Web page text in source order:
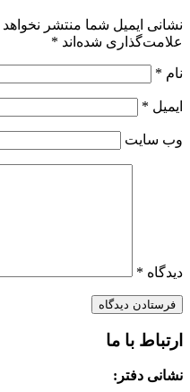
نشانی ایمیل شما منتشر
علامت‌گذاری شده‌اند *
نام *
ایمیل *
وب‌ سایت
دیدگاه *
ارتباط با ما
نشانی دفتر: